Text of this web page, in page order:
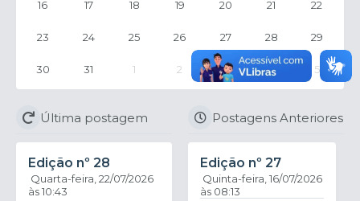
16 17 18 19 20 21 22
23 24 25 26 27 28 29
30 31 1 2 3 4 5
Última postagem
Edição nº 28
Quarta-feira 22/07/2026
10:43
Postagens Anteriores
Edição nº 27
Quinta-feira 16/07/2026
08:13